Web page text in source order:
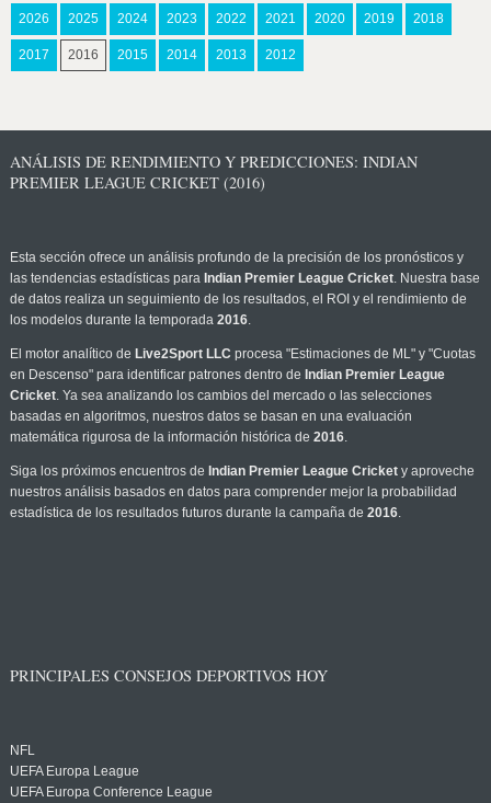
2026 2025 2024 2023 2022 2021 2020 2019 2018
2017 2016 2015 2014 2013 2012
ANÁLISIS DE RENDIMIENTO Y PREDICCIONES: INDIAN
PREMIER LEAGUE CRICKET (2016)
Esta sección ofrece un análisis profundo de la precisión de los pronósticos y
las tendencias estadísticas para Indian Premier League Cricket. Nuestra base
de datos realiza un seguimiento de los resultados, el ROI y el rendimiento de
los modelos durante la temporada 2016.
El motor analítico de Live2Sport LLC procesa "Estimaciones de ML" y "Cuotas
en Descenso" para identificar patrones dentro de Indian Premier League
Cricket. Ya sea analizando los cambios del mercado o las selecciones
basadas en algoritmos, nuestros datos se basan en una evaluación
matemática rigurosa de la información histórica de 2016.
Siga los próximos encuentros de Indian Premier League Crickety aproveche
nuestros análisis basados en datos para comprender mejor la probabilidad
estadística de los resultados futuros durante la campaña de 2016.
PRINCIPALES CONSEJOS DEPORTIVOS HOY
NFL
UEFA Europa League
UEFA Europa Conference League